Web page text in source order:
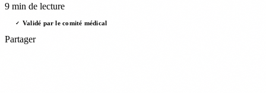
9 min de lecture
✓ Validé par le comité médical
Partager